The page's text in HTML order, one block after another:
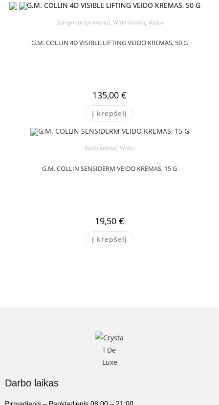
Stangrinantys kremai, Veido kremai, Veidui
G.M. COLLIN 4D VISIBLE LIFTING VEIDO KREMAS, 50 G
135,00 €
Į krepšelį
Veido kremai, Veidui
G.M. COLLIN SENSIDERM VEIDO KREMAS, 15 G
19,50 €
Į krepšelį
Darbo laikas